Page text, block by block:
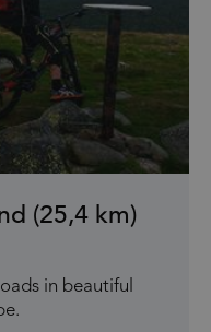
(25,4 km)
in beautiful